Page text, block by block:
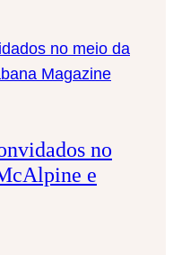
no
e